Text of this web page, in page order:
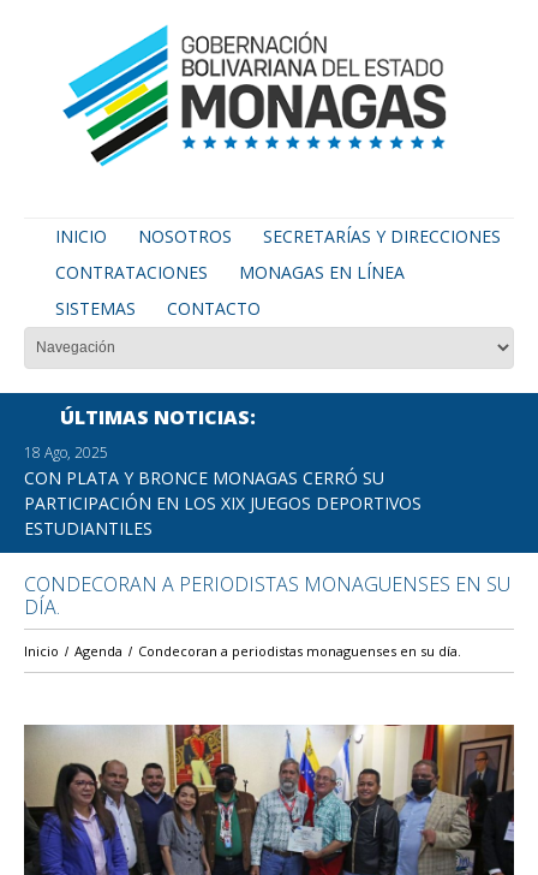
INICIO NOSOTROS
SECRETARÍAS Y DIRECCIONES
CONTRATACIONES
MONAGAS EN LÍNEA
SISTEMAS
CONTACTO
ÚLTIMAS NOTICIAS
18 Ago, 2025
CON PLATA Y BRONCE MONAGAS CERRÓ SU
PARTICIPACIÓN EN LOS XIX JUEGOS DEPORTIVOS
ESTUDIANTILES
CONDECORAN A PERIODISTAS MONAGUENSES EN SU
DÍA.
Inicio Agenda Condecoran a periodistas monaguenses en su día.